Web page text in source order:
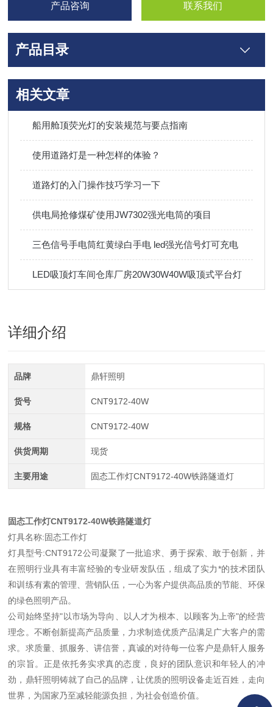
产品咨询 联系我们
产品目录
相关文章
船用舱顶荧光灯的安装规范与要点指南​
使用道路灯是一种怎样的体验？
道路灯的入门操作技巧学习一下
供电局抢修煤矿使用JW7302强光电筒的项目
三色信号手电筒红黄绿白手电 led强光信号灯可充电
LED吸顶灯车间仓库厂房20W30W40W吸顶式平台灯
详细介绍
品牌 鼎轩照明
货号 CNT9172-40W
规格 CNT9172-40W
供货周期 现货
主要用途 固态工作灯CNT9172-40W铁路隧道灯
固态工作灯CNT9172-40W铁路隧道灯
灯具名称:固态工作灯
灯具型号:CNT9172公司凝聚了一批追求、勇于探索、敢于创新，并
在照明行业具有丰富经验的专业研发队伍，组成了实力*的技术团队
和训练有素的管理、营销队伍，一心为客户提供高品质的节能、环保
的绿色照明产品。
公司始终坚持"以市场为导向、以人才为根本、以顾客为上帝"的经营
理念。不断创新提高产品质量，力求制造优质产品满足广大客户的需
求。求质量、抓服务、讲信誉，真诚的对待每一位客户是鼎轩人服务
的宗旨。正是依托务实求真的态度，良好的团队意识和年轻人的冲
劲，鼎轩照明铸就了自己的品牌，让优质的照明设备走近百姓，走向
世界，为国家乃至减轻能源负担，为社会创造价值。